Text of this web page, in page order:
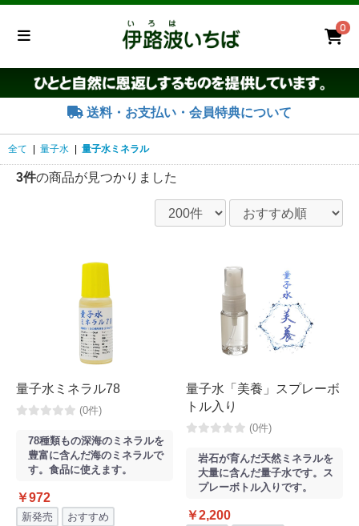
0
送料・お支払い・会員特典について
全て 量子水 量子水ミネラル
3件の商品が見つかりました
量子水ミネラル78
(0件)
78種類もの深海のミネラルを
豊富に含んだ海のミネラルで
す。食品に使えます。
￥972
新発売 おすすめ
量子水「美養」スプレーボ
トル入り
(0件)
岩石が育んだ天然ミネラルを
大量に含んだ量子水です。ス
プレーボトル入りです。
￥2,200